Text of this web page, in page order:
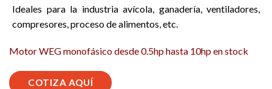
Ideales para la industria avícola, ganadería, ventiladores,
compresores, proceso de alimentos, etc.
Motor WEG monofásico desde 0.5hp hasta 10hp en stock
COTIZA AQUÍ